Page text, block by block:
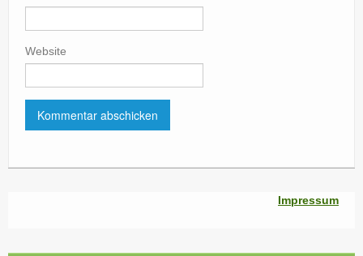
Website
Impressum